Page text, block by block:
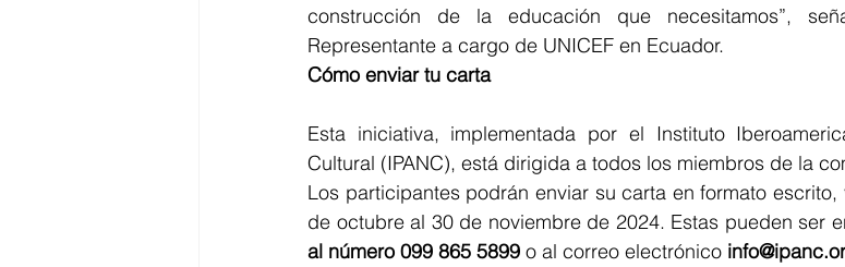
construcción de la educación que necesitamos”,
Representante a cargo de UNICEF en Ecuador.
Cómo enviar tu carta
Esta iniciativa, implementada por el Instituto
Cultural (IPANC), está dirigida a todos los miembros de la
Los participantes podrán enviar su carta en formato
de octubre al 30 de noviembre de 2024. Estas pueden ser
al número 099 865 5899 o al correo electrónico